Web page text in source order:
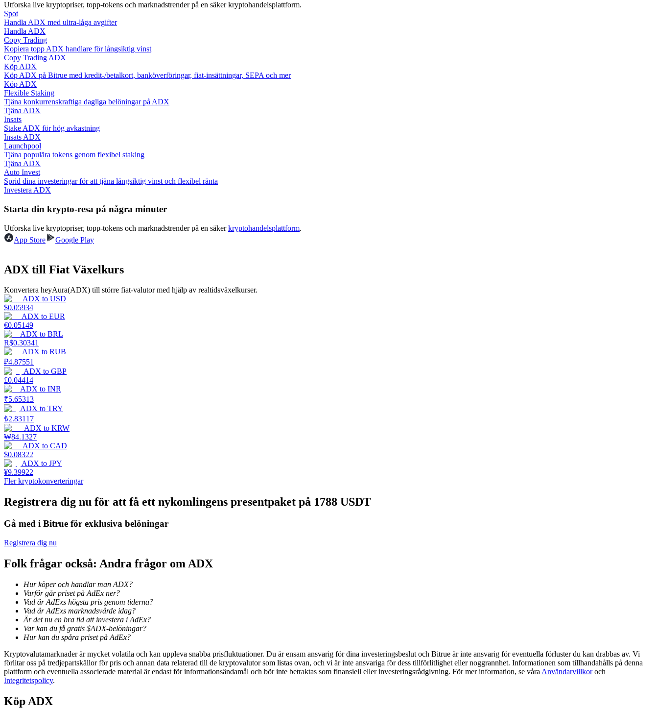
Bli en Copy Trader
Njut av vinstdelning och kopieringshandelsprovisioner
Information
Big data-analys inklusive handelsinformation, etc.
Guide
Futures startguide
Handelsstrategier
Lär dig hur du håller dig lönsam
Tjäna
Power Piggy
Utforska live kryptopriser, topp-tokens och marknadstrender på en säker kryptohandelsplattform.
Spot
Handla ADX med ultra-låga avgifter
Handla ADX
Copy Trading
Kopiera topp ADX handlare för långsiktig vinst
Copy Trading ADX
Köp ADX
Köp ADX på Bitrue med kredit-/betalkort, banköverföringar, fiat-insättningar, SEPA och mer
Köp ADX
Flexible Staking
Tjäna konkurrenskraftiga dagliga belöningar på ADX
Tjäna ADX
Insats
Stake ADX för hög avkastning
Insats ADX
Launchpool
Tjäna populära tokens genom flexibel staking
Tjäna ADX
Auto Invest
Sprid dina investeringar för att tjäna långsiktig vinst och flexibel ränta
Investera ADX
Starta din krypto-resa på några minuter
Utforska live kryptopriser, topp-tokens och marknadstrender på en säkerkryptohandelsplattform.
App Store
Google Play
ADX till Fiat Växelkurs
Konvertera heyAura(ADX) till större fiat-valutor med hjälp av realtidsväxelkurser.
ADX to USD
$0.05934
ADX to EUR
€0.05149
ADX to BRL
R$0.30341
ADX to RUB
₽4.87551
ADX to GBP
£0.04414
ADX to INR
₹5.65313
ADX to TRY
₺2.83117
ADX to KRW
₩84.1327
ADX to CAD
$0.08322
ADX to JPY
¥9.39922
Fler kryptokonverteringar
Registrera dig nu för att få ett nykomlingens presentpaket på 1788 USDT
Gå med i Bitrue för exklusiva belöningar
Registrera dig nu
Folk frågar också: Andra frågor om ADX
Hur köper och handlar man ADX?
Varför går priset på AdEx ner?
Vad är AdExs högsta pris genom tiderna?
Vad är AdExs marknadsvärde idag?
Är det nu en bra tid att investera i AdEx?
Var kan du få gratis $ADX-belöningar?
Hur kan du spåra priset på AdEx?
Kryptovalutamarknader är mycket volatila och kan uppleva snabba prisfluktuationer. Du är ensam ansvarig för dina investeringsbeslut och Bitrue är inte ansvarig för eventuella förluster du kan drabbas av. Vi
förlitar oss på tredjepartskällor för pris och annan data relaterad till de kryptovalutor som listas ovan, och vi är inte ansvariga för dess tillförlitlighet eller noggrannhet. Informationen som tillhandahålls på denna
plattform och eventuella associerade material är endast för informationsändamål och bör inte betraktas som finansiell eller investeringsrådgivning. För mer information, se våra Användarvillkoroch
Integritetspolicy.
Köp ADX